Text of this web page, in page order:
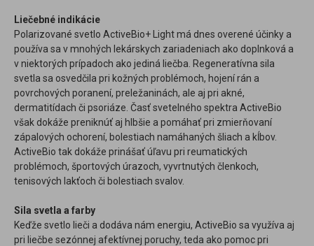
Liečebné indikácie
Polarizované svetlo ActiveBio+ Light má dnes overené účinky a
používa sa v mnohých lekárskych zariadeniach ako doplnková a
v niektorých prípadoch ako jediná liečba. Regeneratívna sila
svetla sa osvedčila pri kožných problémoch, hojení rán a
povrchových poranení, preležaninách, ale aj pri akné,
dermatitídach či psoriáze. Časť svetelného spektra ActiveBio
však dokáže preniknúť aj hlbšie a pomáhať pri zmierňovaní
zápalových ochorení, bolestiach namáhaných šliach a kĺbov.
ActiveBio tak dokáže prinášať úľavu pri reumatických
problémoch, športových úrazoch, vyvrtnutých členkoch,
tenisových lakťoch či bolestiach svalov.
Sila svetla a farby
Keďže svetlo lieči a dodáva nám energiu, ActiveBio sa využíva aj
pri liečbe sezónnej afektívnej poruchy, teda ako pomoc pri